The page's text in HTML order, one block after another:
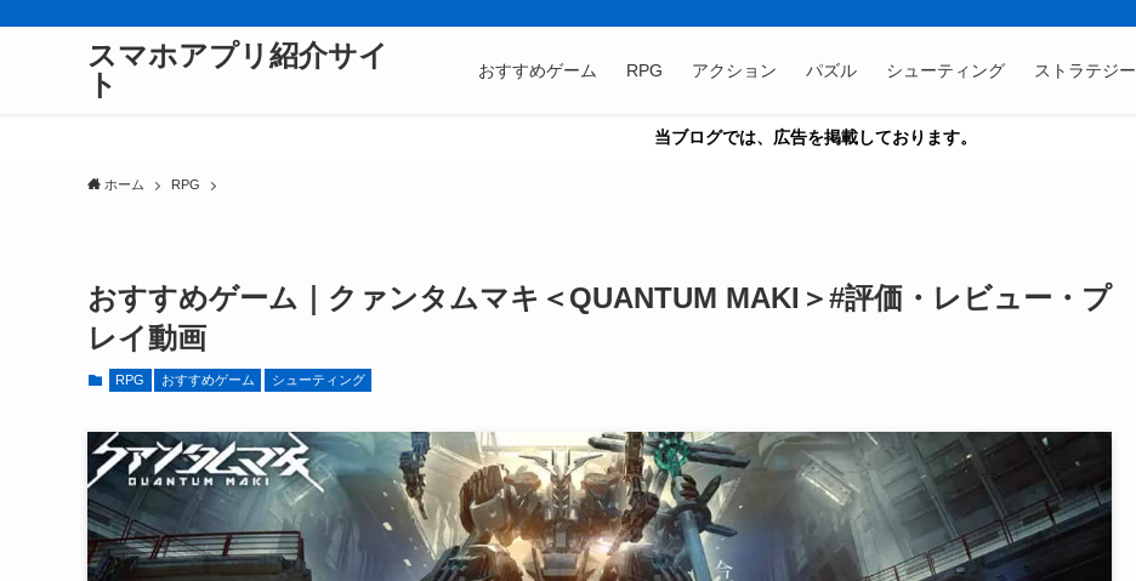
スマホアプリ紹介サイ
ト
おすすめゲーム RPG アクション パズル シューティング ストラテジー
当ブログでは、広告を掲載しております。
ホーム RPG
おすすめゲーム｜クァンタムマキ＜QUANTUM MAKI＞#評価・レビュー・プ
レイ動画
RPG おすすめゲーム シューティング